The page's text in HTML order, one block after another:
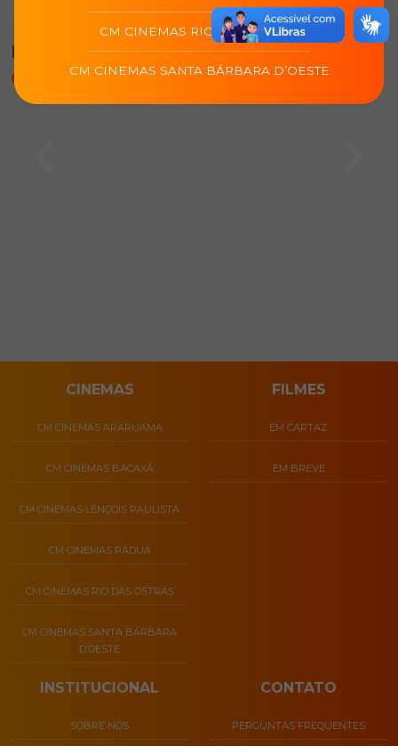
Programação deCM cinemas Rio das
Ostras (Rio Das Ostras/RJ)
CINEMAS
CM CINEMAS ARARUAMA
CM CINEMAS BACAXÁ
CM CINEMAS LENÇOIS PAULISTA
CM CINEMAS PÁDUA
CM CINEMAS RIO DAS OSTRAS
CM CINEMAS SANTA BÁRBARA
D’OESTE
FILMES
EM CARTAZ
EM BREVE
INSTITUCIONAL
SOBRE NÓS
CONTATO
PERGUNTAS FREQUENTES
CM CINEMAS RIO DAS OSTRAS
CM CINEMAS SANTA BÁRBARA D’OESTE